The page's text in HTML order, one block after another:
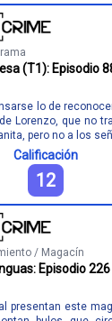
(T1): Episodio
lo de
Lorenzo, que no
pero no a los
Calificación
12
/ Magacín
Episodio 226
presentan este